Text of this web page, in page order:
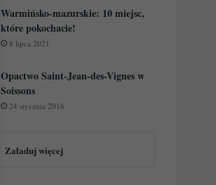
Warmińsko-mazurskie: 10 miejsc,
które pokochacie!
8 lipca 2021
Opactwo Saint-Jean-des-Vignes w
Soissons
24 stycznia 2016
Załaduj więcej